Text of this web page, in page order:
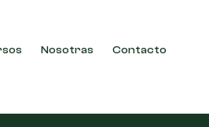
Nosotras Contacto